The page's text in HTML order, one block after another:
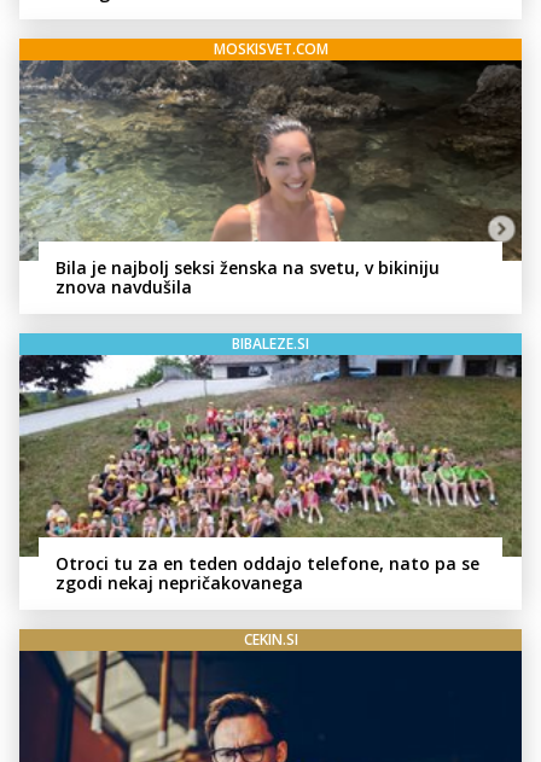
MOSKISVET.COM
Bila je najbolj seksi ženska na svetu, v bikiniju
znova navdušila
BIBALEZE.SI
Otroci tu za en teden oddajo telefone, nato pa se
zgodi nekaj nepričakovanega
CEKIN.SI